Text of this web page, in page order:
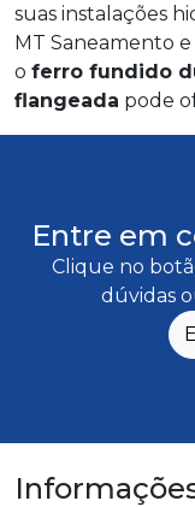
suas instalações
MT Saneamento
o ferro fundido
flangeada pode
Entre em
Clique no
dúvidas